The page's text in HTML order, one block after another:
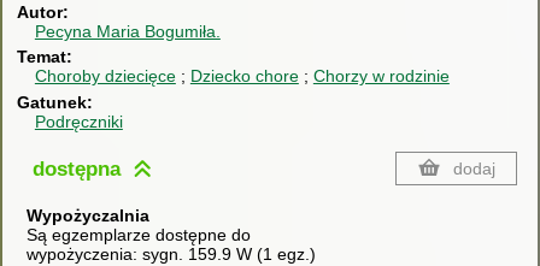
Autor
Pecyna Maria Bogumiła.
Temat
Choroby dziecięce
Dziecko chore
Chorzy w rodzinie
Gatunek
Podręczniki
dostępna dodaj
Wypożyczalnia
Są egzemplarze dostępne do
wypożyczenia: sygn. 159.9 W (1 egz. )